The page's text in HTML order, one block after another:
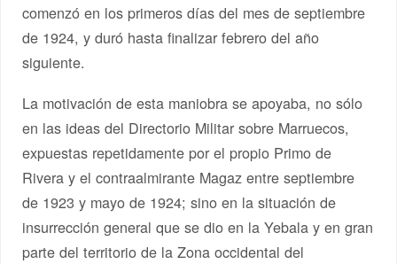
comenzó en los primeros días del mes de septiembre
de 1924, y duró hasta finalizar febrero del año
siguiente.
La motivación de esta maniobra se apoyaba, no sólo
en las ideas del Directorio Militar sobre Marruecos,
expuestas repetidamente por el propio Primo de
Rivera y el contraalmirante Magaz entre septiembre
de 1923 y mayo de 1924; sino en la situación de
insurrección general que se dio en la Yebala y en gran
parte del territorio de la Zona occidental del